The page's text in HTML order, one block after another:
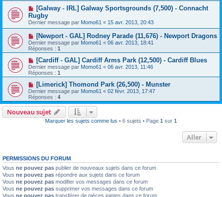
[Galway - IRL] Galway Sportsgrounds (7,500) - Connacht
Rugby
Dernier message par Momo61 « 15 avr. 2013, 20:43
[Newport - GAL] Rodney Parade (11,676) - Newport Dragons
Dernier message par Momo61 « 06 avr. 2013, 18:41
Réponses : 1
[Cardiff - GAL] Cardiff Arms Park (12,500) - Cardiff Blues
Dernier message par Momo61 « 06 avr. 2013, 11:46
Réponses : 1
[Limerick] Thomond Park (26,500) - Munster
Dernier message par Momo61 « 02 févr. 2013, 17:47
Réponses : 4
Nouveau sujet
Marquer les sujets comme lus • 6 sujets • Page 1 sur 1
Aller
PERMISSIONS DU FORUM
Vous ne pouvez pas publier de nouveaux sujets dans ce forum
Vous ne pouvez pas répondre aux sujets dans ce forum
Vous ne pouvez pas modifier vos messages dans ce forum
Vous ne pouvez pas supprimer vos messages dans ce forum
Vous ne pouvez pas transférer de pièces jointes dans ce forum